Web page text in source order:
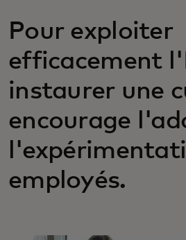
Pour exploiter
efficacement
instaurer une
encourage
employés.